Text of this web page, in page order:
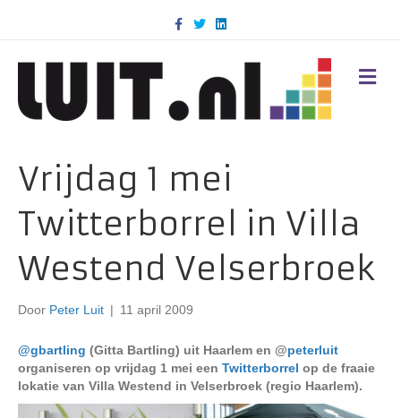
c
k
T
w
i
n
d
M
E
Vrijdag 1 mei
Twitterborrel in Villa
Westend Velserbroek
Door Peter Luit | 11 april 2009
@gbartling (Gitta Bartling) uit Haarlem en @peterluit
organiseren op vrijdag 1 mei een Twitterborrel op de fraaie
lokatie van Villa Westend in Velserbroek (regio Haarlem).